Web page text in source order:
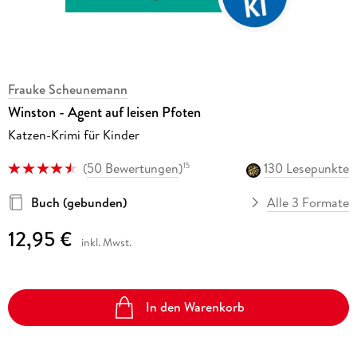
Frauke Scheunemann
Winston - Agent auf leisen Pfoten
Katzen-Krimi für Kinder
(50 Bewertungen)15
130 Lesepunkte
Buch (gebunden)
Alle 3 Formate
12,95 € inkl. Mwst.
In den Warenkorb